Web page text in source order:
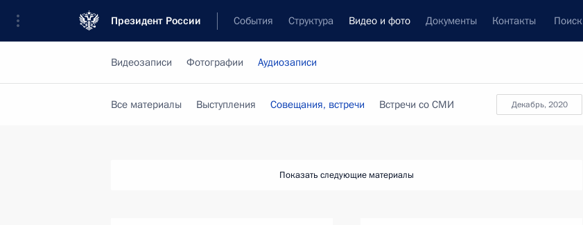
Президент России События Структура Видео и фото Документы Контакты Поиск
Видеозаписи Фотографии Аудиозаписи
декабрь, 2020
Все материалы Выступления Совещания, встречи Встречи со СМИ
Показать следующие материалы